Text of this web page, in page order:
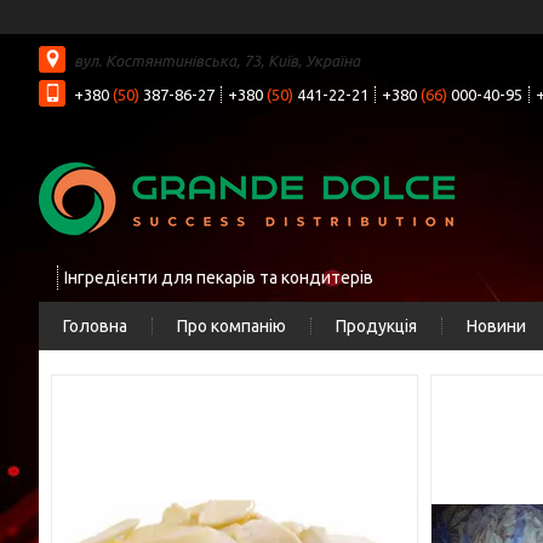
вул. Костянтинівська, 73, Київ, Україна
+380 (50) 387-86-27 +380 (50) 441-22-21 +380 (66) 000-40-95
Інгредієнти для пекарів та кондитерів
Головна Про компанію Продукція Новини